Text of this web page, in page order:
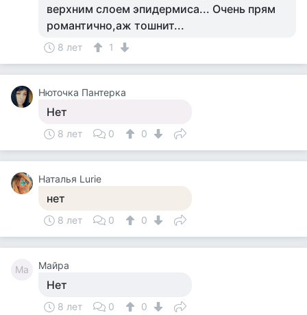
верхним слоем эпидермиса... Очень прям
романтично,аж тошнит...
8 лет 1
Нюточка Пантерка
Нет
8 лет 0 0
Наталья Lurie
нет
8 лет 0 0
Ма Майра
Нет
8 лет 0 0